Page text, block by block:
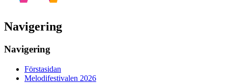
Navigering
Navigering
Förstasidan
Melodifestivalen 2026